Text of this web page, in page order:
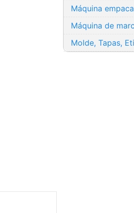
Máquina
Máquina de
Molde, Tapas,